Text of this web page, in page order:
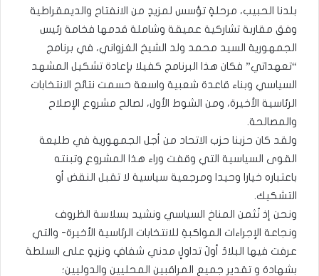
بلدنا الحبيب، مرحلةٍ تؤسس لمزيدٍ من الانفتاح والديمقراطية
وفق مقاربة تشاركية عميقة وشاملة قدمها فخامة رئيس
الجمهورية السيد محمد ولد الشيخ الغزواني، في برنامج
“تعهداتي” فكان هذا البرنامج كفيلا بإعادة تشكيل المشهد
السياسي وبناء قاعدة شعبية واسعة حسمت نتائج الانتخابات
الرئاسية الأخيرة، ومن الشوط الأول، لصالح مشروع الإصلاح
والمصالحة.
ولقد كان حزبنا حزب الاتحاد من أجل الجمهورية في طليعة
القوى السياسية التي وقفت وراء هذا المشروع وتبنته
باعتباره خيارا وحيدا ومرجعية سياسية لا تقبل النقض أو
التشكيك.
ونحن إذ نُثمن المناخ السياسي ونشيد بسلاسة الظروف
ونجاعة الإجراءات المواكبةِ للانتخابات الرئاسية الأخيرة- والتي
عرفت فيها البلادُ أولَ تداولٍ مدني شفافٍ ونزيهٍ على السلطة
بشهادة و تقدير جميع المراقبين المحليين والدوليين؛